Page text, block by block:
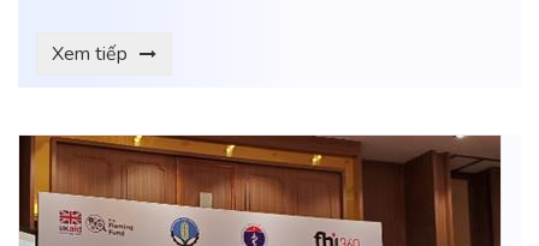
Xem tiếp